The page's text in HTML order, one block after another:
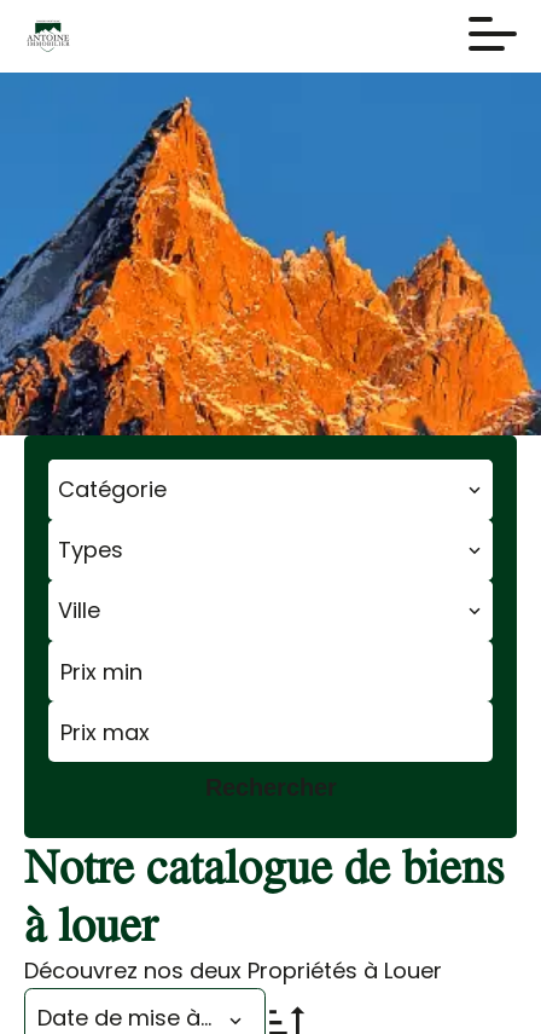
Catégorie
Types
Ville
Rechercher
Notre catalogue de biens
à louer
Découvrez nos deux Propriétés à Louer
Date de mise à jour